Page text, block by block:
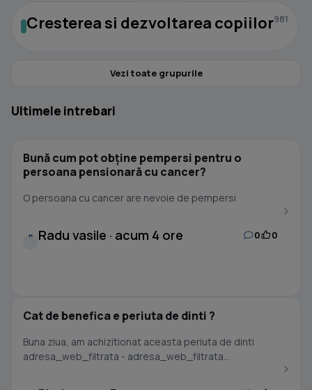
Cresterea si dezvoltarea copiilor981
Vezi toate grupurile
Ultimele intrebari
Bună cum pot obține pempersi pentru o
persoana pensionară cu cancer?
O persoana cu cancer are nevoie de pempersi
R Radu vasile · acum 4 ore 0 0
Cat de benefica e periuta de dinti ?
Buna ziua, am achizitionat aceasta periuta de dinti
adresa_web_filtrata - adresa_web_filtrata...